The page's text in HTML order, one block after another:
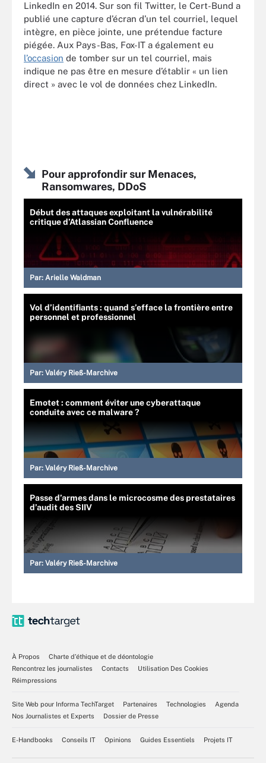
LinkedIn en 2014. Sur son fil Twitter, le Cert-Bund a
publié une capture d’écran d’un tel courriel, lequel
intègre, en pièce jointe, une prétendue facture
piégée. Aux Pays-Bas, Fox-IT a également eu
l’occasion de tomber sur un tel courriel, mais
indique ne pas être en mesure d’établir « un lien
direct » avec le vol de données chez LinkedIn.
Pour approfondir sur Menaces,
Ransomwares, DDoS
Début des attaques exploitant la vulnérabilité
critique d’Atlassian Confluence
Par: Arielle Waldman
Vol d’identifiants : quand s’efface la frontière entre
personnel et professionnel
Par: Valéry Rieß-Marchive
Emotet : comment éviter une cyberattaque
conduite avec ce malware ?
Par: Valéry Rieß-Marchive
Passe d’armes dans le microcosme des prestataires
d’audit des SIIV
Par: Valéry Rieß-Marchive
À Propos
Charte d’éthique et de déontologie
Rencontrez les journalistes
Contacts
Utilisation Des Cookies
Réimpressions
Site Web pour Informa TechTarget Partenaires Technologies
Agenda
Nos Journalistes et Experts
Dossier de Presse
E-Handbooks Conseils IT Opinions Guides Essentiels Projets IT